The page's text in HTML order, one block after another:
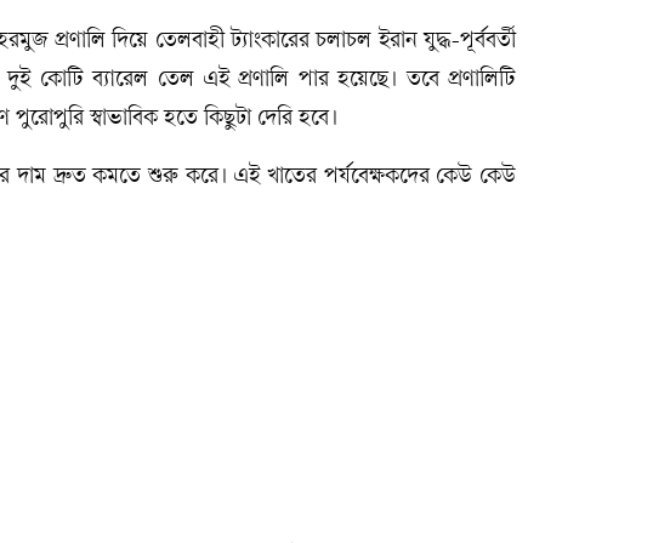
প্রণালি দিয়ে তেলবাহী ট্যাংকারের চলাচল ইরান যুদ্ধ-পূর্ববর্তী
কোটি ব্যারেল তেল এই প্রণালি পার হয়েছে। তবে প্রণালিটি
স্বাভাবিক হতে কিছুটা দেরি হবে।
দাম দ্রুত কমতে শুরু করে। এই খাতের পর্যবেক্ষকদের কেউ কেউ